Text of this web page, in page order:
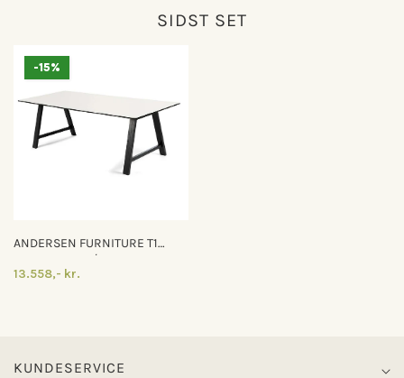
SIDST SET
-15%
ANDERSEN FURNITURE T1
SPISEBORD M/UDTRÆK L180
13.558,- kr.
KUNDESERVICE